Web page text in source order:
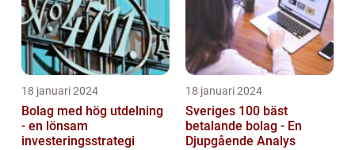
18 januari 2024
Bolag med hög utdelning
- en lönsam
investeringsstrategi
18 januari 2024
Sveriges 100 bäst
betalande bolag - En
Djupgående Analys